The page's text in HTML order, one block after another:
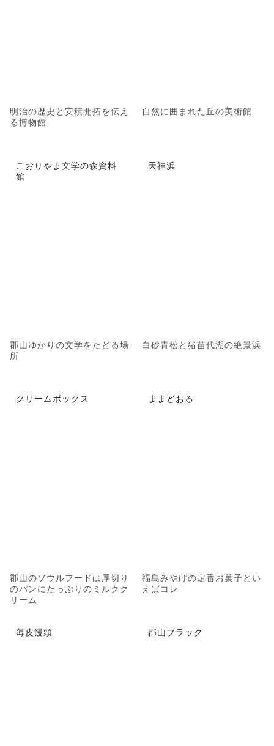
明治の歴史と安積開拓を伝え
る博物館
自然に囲まれた丘の美術館
こおりやま文学の森資料
館
郡山ゆかりの文学をたどる場
所
天神浜
白砂青松と猪苗代湖の絶景浜
クリームボックス
郡山のソウルフードは厚切り
のパンにたっぷりのミルクク
リーム
ままどおる
福島みやげの定番お菓子とい
えばコレ
薄皮饅頭 郡山ブラック